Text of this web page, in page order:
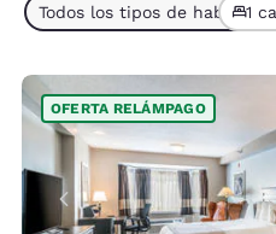
Todos los tipos de 1
OFERTA RELÁMPAGO